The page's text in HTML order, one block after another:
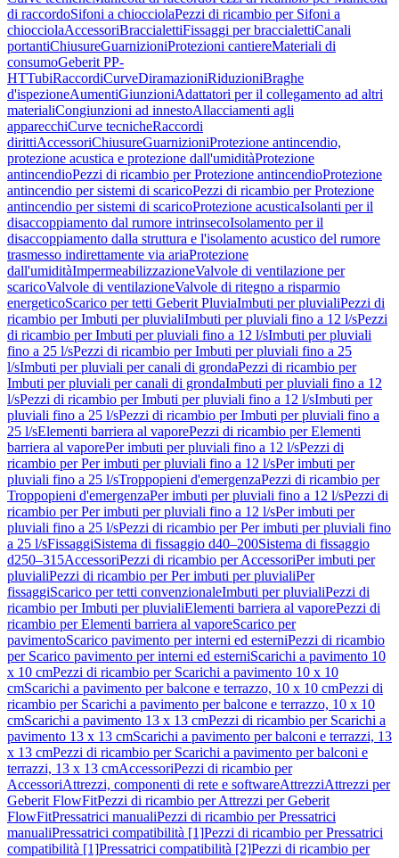
di raccordoSifoni a chiocciolaPezzi di ricambio per Sifoni a
chiocciolaAccessoriBraccialettiFissaggi per braccialettiCanali
portantiChiusureGuarnizioniProtezioni cantiereMateriali di
consumoGeberit PP-
HTTubiRaccordiCurveDiramazioniRiduzioniBraghe
d'ispezioneAumentiGiunzioniAdattatori per il collegamento ad altri
materialiCongiunzioni ad innestoAllacciamenti agli
apparecchiCurve tecnicheRaccordi
dirittiAccessoriChiusureGuarnizioniProtezione antincendio,
protezione acustica e protezione dall'umiditàProtezione
antincendioPezzi di ricambio per Protezione antincendioProtezione
antincendio per sistemi di scaricoPezzi di ricambio per Protezione
antincendio per sistemi di scaricoProtezione acusticaIsolanti per il
disaccoppiamento dal rumore intrinsecoIsolamento per il
disaccoppiamento dalla struttura e l'isolamento acustico del rumore
trasmesso indirettamente via ariaProtezione
dall'umiditàImpermeabilizzazioneValvole di ventilazione per
scaricoValvole di ventilazioneValvole di ritegno a risparmio
energeticoScarico per tetti Geberit PluviaImbuti per pluvialiPezzi di
ricambio per Imbuti per pluvialiImbuti per pluviali fino a 12 l/sPezzi
di ricambio per Imbuti per pluviali fino a 12 l/sImbuti per pluviali
fino a 25 l/sPezzi di ricambio per Imbuti per pluviali fino a 25
l/sImbuti per pluviali per canali di grondaPezzi di ricambio per
Imbuti per pluviali per canali di grondaImbuti per pluviali fino a 12
l/sPezzi di ricambio per Imbuti per pluviali fino a 12 l/sImbuti per
pluviali fino a 25 l/sPezzi di ricambio per Imbuti per pluviali fino a
25 l/sElementi barriera al vaporePezzi di ricambio per Elementi
barriera al vaporePer imbuti per pluviali fino a 12 l/sPezzi di
ricambio per Per imbuti per pluviali fino a 12 l/sPer imbuti per
pluviali fino a 25 l/sTroppopieni d'emergenzaPezzi di ricambio per
Troppopieni d'emergenzaPer imbuti per pluviali fino a 12 l/sPezzi di
ricambio per Per imbuti per pluviali fino a 12 l/sPer imbuti per
pluviali fino a 25 l/sPezzi di ricambio per Per imbuti per pluviali fino
a 25 l/sFissaggiSistema di fissaggio d40–200Sistema di fissaggio
d250–315AccessoriPezzi di ricambio per AccessoriPer imbuti per
pluvialiPezzi di ricambio per Per imbuti per pluvialiPer
fissaggiScarico per tetti convenzionaleImbuti per pluvialiPezzi di
ricambio per Imbuti per pluvialiElementi barriera al vaporePezzi di
ricambio per Elementi barriera al vaporeScarico per
pavimentoScarico pavimento per interni ed esterniPezzi di ricambio
per Scarico pavimento per interni ed esterniScarichi a pavimento 10
x 10 cmPezzi di ricambio per Scarichi a pavimento 10 x 10
cmScarichi a pavimento per balcone e terrazzo, 10 x 10 cmPezzi di
ricambio per Scarichi a pavimento per balcone e terrazzo, 10 x 10
cmScarichi a pavimento 13 x 13 cmPezzi di ricambio per Scarichi a
pavimento 13 x 13 cmScarichi a pavimento per balconi e terrazzi, 13
x 13 cmPezzi di ricambio per Scarichi a pavimento per balconi e
terrazzi, 13 x 13 cmAccessoriPezzi di ricambio per
AccessoriAttrezzi, componenti di rete e softwareAttrezziAttrezzi per
Geberit FlowFitPezzi di ricambio per Attrezzi per Geberit
FlowFitPressatrici manualiPezzi di ricambio per Pressatrici
manualiPressatrici compatibilità [1]Pezzi di ricambio per Pressatrici
compatibilità [1]Pressatrici compatibilità [2]Pezzi di ricambio per